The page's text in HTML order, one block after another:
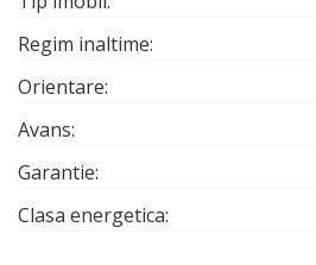
Regim inaltime:
Orientare:
Avans:
Garantie:
Clasa energetica: